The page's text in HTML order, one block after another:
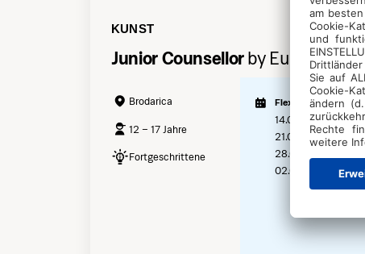
KUNST
Junior Counsellorby Euroclub
Brodarica
12 – 17 Jahre
Fortgeschrittene
Flexible Termine*
14.06. - 21.06.
21.06. - 28.06.
28.06. - 05.07.
02.08. - 09.08.